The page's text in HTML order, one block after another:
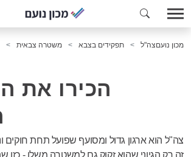
מכון נועםצה"ל תפקידים בצבא משטרה צבאית
הכירו את
צה"ל הוא ארגון גדול ומסועף שפועל תחת חוקים
זה רק הגיוני שהוא זקוק גם למשטרה משלו - כזו